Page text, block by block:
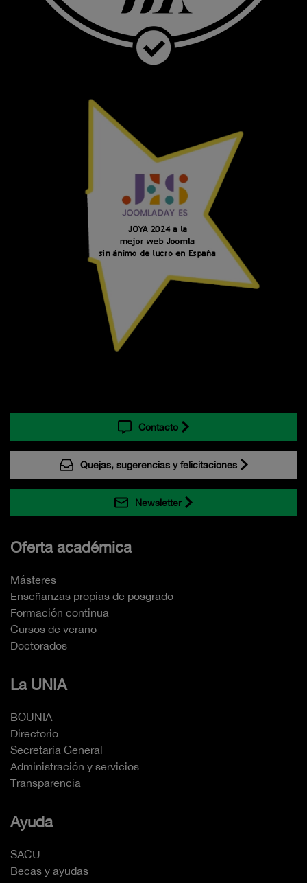
Contacto
Quejas, sugerencias y felicitaciones
Newsletter
Oferta académica
Másteres
Enseñanzas propias de posgrado
Formación continua
Cursos de verano
Doctorados
La UNIA
BOUNIA
Directorio
Secretaría General
Administración y servicios
Transparencia
Ayuda
SACU
Becas y ayudas